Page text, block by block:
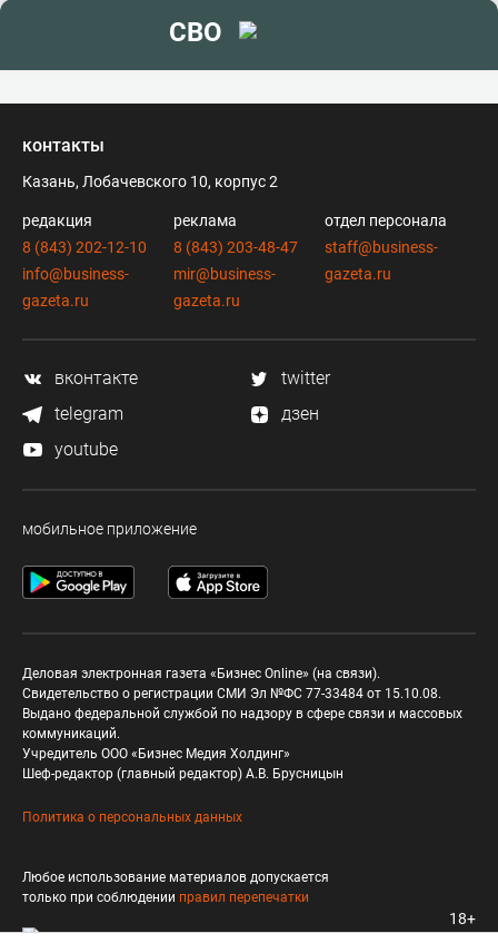
СВО
контакты
Казань, Лобачевского 10, корпус 2
редакция
8 (843) 202-12-10
info@business-
gazeta.ru
реклама
8 (843) 203-48-47
mir@business-
gazeta.ru
отдел персонала
staff@business-
gazeta.ru
вконтакте
twitter
telegram
дзен
youtube
мобильное приложение
Деловая электронная газета «Бизнес Online» (на связи).
Свидетельство о регистрации СМИ Эл №ФС 77-33484 от 15.10.08.
Выдано федеральной службой по надзору в сфере связи и массовых
коммуникаций.
Учредитель ООО «Бизнес Медия Холдинг»
Шеф-редактор (главный редактор) А.В. Брусницын
Политика о персональных данных
Любое использование материалов допускается
только при соблюдении правил перепечатки
18+